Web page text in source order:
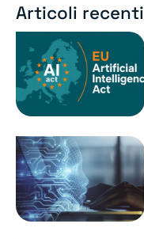
Articoli recenti